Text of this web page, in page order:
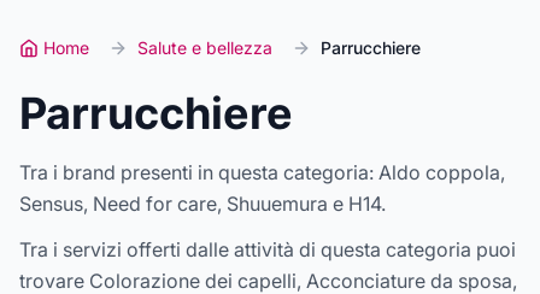
Home Salute e bellezza Parrucchiere
Parrucchiere
Tra i brand presenti in questa categoria: Aldo coppola,
Sensus, Need for care, Shuuemura e H14.
Tra i servizi offerti dalle attività di questa categoria puoi
trovare Colorazione dei capelli, Acconciature da sposa,